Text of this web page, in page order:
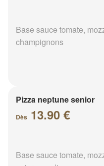
Base sauce tomate,
champignons
Pizza neptune senior
Dès 13.90 €
Base sauce tomate,